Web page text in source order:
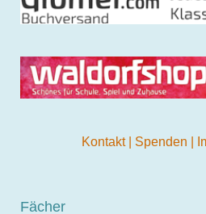
Kontakt Spenden
Fächer